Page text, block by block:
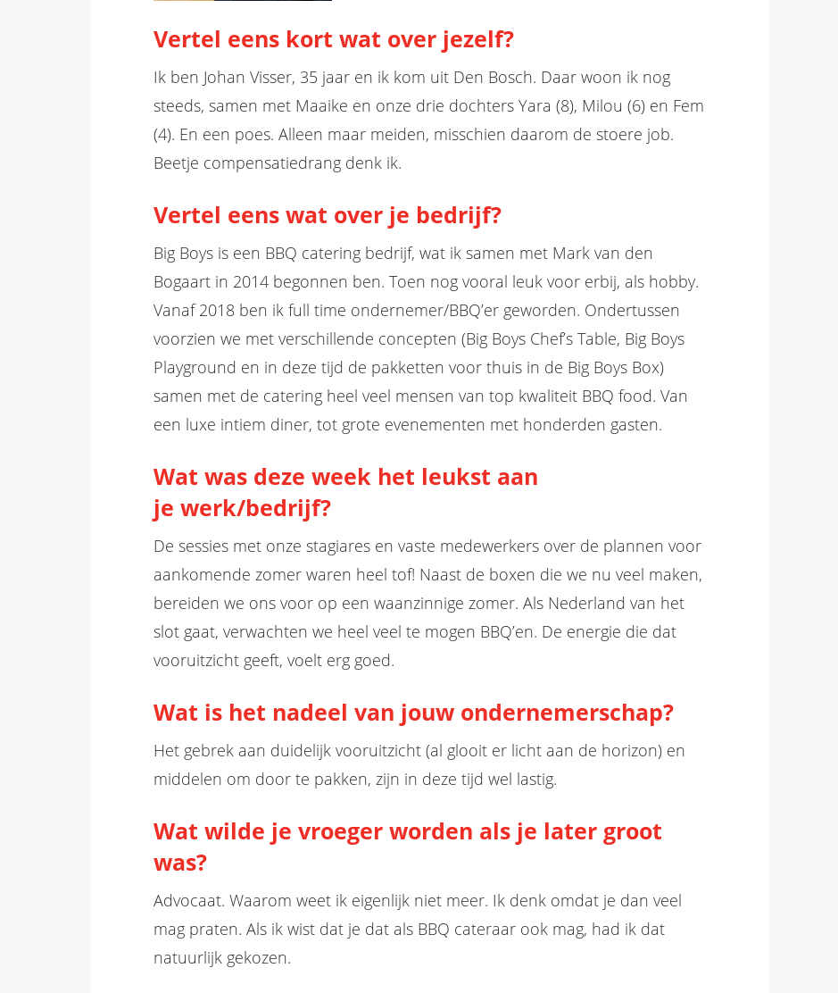
Vertel eens kort wat over jezelf?
Ik ben Johan Visser, 35 jaar en ik kom uit Den Bosch. Daar woon ik nog
steeds, samen met Maaike en onze drie dochters Yara (8), Milou (6) en Fem
(4). En een poes. Alleen maar meiden, misschien daarom de stoere job.
Beetje compensatiedrang denk ik.
Vertel eens wat over je bedrijf?
Big Boys is een BBQ catering bedrijf, wat ik samen met Mark van den
Bogaart in 2014 begonnen ben. Toen nog vooral leuk voor erbij, als hobby.
Vanaf 2018 ben ik full time ondernemer/BBQ’er geworden. Ondertussen
voorzien we met verschillende concepten (Big Boys Chef’s Table, Big Boys
Playground en in deze tijd de pakketten voor thuis in de Big Boys Box)
samen met de catering heel veel mensen van top kwaliteit BBQ food. Van
een luxe intiem diner, tot grote evenementen met honderden gasten.
Wat was deze week het leukst aan
je werk/bedrijf?
De sessies met onze stagiares en vaste medewerkers over de plannen voor
aankomende zomer waren heel tof! Naast de boxen die we nu veel maken,
bereiden we ons voor op een waanzinnige zomer. Als Nederland van het
slot gaat, verwachten we heel veel te mogen BBQ’en. De energie die dat
vooruitzicht geeft, voelt erg goed.
Wat is het nadeel van jouw ondernemerschap?
Het gebrek aan duidelijk vooruitzicht (al glooit er licht aan de horizon) en
middelen om door te pakken, zijn in deze tijd wel lastig.
Wat wilde je vroeger worden als je later groot
was?
Advocaat. Waarom weet ik eigenlijk niet meer. Ik denk omdat je dan veel
mag praten. Als ik wist dat je dat als BBQ cateraar ook mag, had ik dat
natuurlijk gekozen.